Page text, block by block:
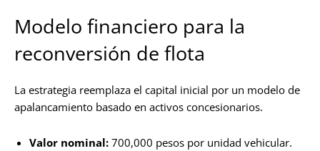
Modelo financiero para la
reconversión de flota
La estrategia reemplaza el capital inicial por un modelo de
apalancamiento basado en activos concesionarios.
Valor nominal: 700,000 pesos por unidad vehicular.